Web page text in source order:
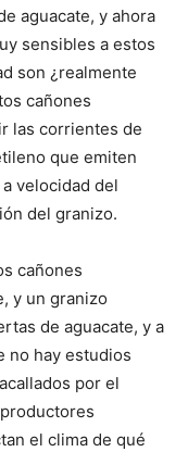
aguacate, y ahora
sensibles a estos
son ¿realmente
cañones
las corrientes de
que emiten
velocidad del
del granizo.
cañones
y un granizo
de aguacate, y a
no hay estudios
por el
el clima de qué